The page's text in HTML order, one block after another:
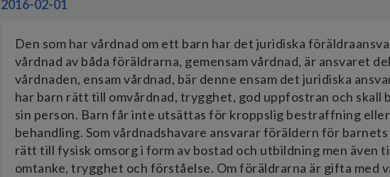
2016-02-01
Den som har vårdnad om ett barn har det juridiska
vårdnad av båda föräldrarna, gemensam vårdnad, är ansvaret
vårdnaden, ensam vårdnad, bär denne ensam det juridiska
har barn rätt till omvårdnad, trygghet, god uppfostran och skall
sin person. Barn får inte utsättas för kroppslig bestraffning
behandling. Som vårdnadshavare ansvarar föräldern för
rätt till fysisk omsorg i form av bostad och utbildning men även
omtanke, trygghet och förståelse. Om föräldrarna är gifta med